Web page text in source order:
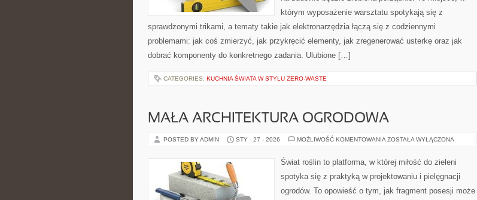
którym wyposażenie warsztatu spotykają się z
sprawdzonymi trikami, a tematy takie jak elektronarzędzia łączą się z codziennymi
problemami: jak coś zmierzyć, jak przykręcić elementy, jak zregenerować usterkę oraz jak
dobrać komponenty do konkretnego zadania. Ulubione […]
CATEGORIES: KUCHNIA ŚWIATA W STYLU ZERO-WASTE
MAŁA ARCHITEKTURA OGRODOWA
POSTED BY ADMIN STY - 27 - 2026 MOŻLIWOŚĆ KOMENTOWANIA MAŁA
ZOSTAŁA WYŁĄCZONA
Świat roślin to platforma, w której miłość do zieleni
spotyka się z praktyką w projektowaniu i pielęgnacji
ogrodów. To opowieść o tym, jak fragment posesji może